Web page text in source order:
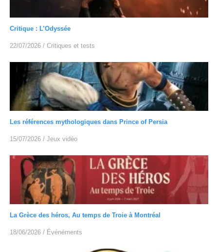
Critique : L’Odyssée
22/07/2026 / Critiques et tests
Les références mythologiques dans Prince of Persia
15/07/2026 / Jeux vidéo
La Grèce des héros, Au temps de Troie à Montréal
18/06/2026 / Événéments